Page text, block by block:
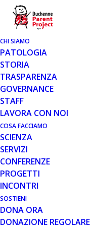
CHI SIAMO
PATOLOGIA
STORIA
TRASPARENZA
GOVERNANCE
STAFF
LAVORA CON NOI
COSA FACCIAMO
SCIENZA
SERVIZI
CONFERENZE
PROGETTI
INCONTRI
SOSTIENI
DONA ORA
DONAZIONE REGOLARE
AREA SCIENZA PP
20 MAR 2018
SAREPTA
ANNUNCIA
PER
RICHIESTA
FARMACO –
DI